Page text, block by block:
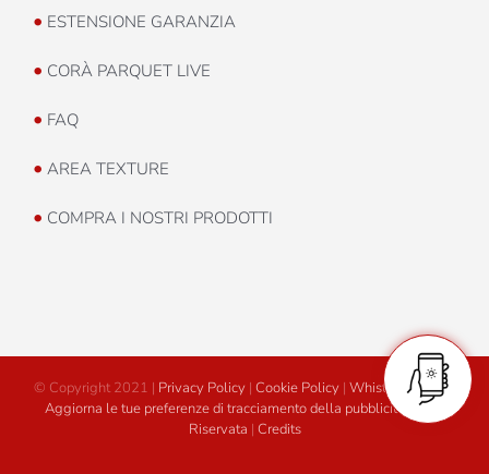
• ESTENSIONE GARANZIA
• CORÀ PARQUET LIVE
• FAQ
• AREA TEXTURE
• COMPRA I NOSTRI PRODOTTI
© Copyright 2021 | Privacy Policy | Cookie Policy | Whistleblowing
Aggiorna le tue preferenze di tracciamento della pubblicità
Area
Riservata | Credits